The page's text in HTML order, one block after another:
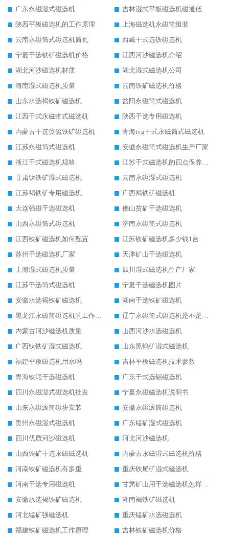
广东永磁湿式磁选机
吉林湿式平板磁选机磁通低
陕西平板磁选机的工作原理
上海磁选机永磁筒组装
云南永磁筒式磁选机筒瓦
西藏干式选铁磁选机
宁夏干选铁矿磁选机价格
江西河沙磁选机介绍
湖北河沙磁选机材质
湖北湿式磁选机公司
海南湿式磁选机质量
云南铁矿磁选机价格
山东水选褐铁矿磁选机
益阳永磁筒式磁选机
江西干式永磁带式磁选机
陕西干选专用磁选机
内蒙古干选黄硫铁矿磁选机
青海tyg干式永磁筒式磁选机
江苏永磁筒式磁选机
安徽永磁筒式磁选机生产厂家
浙江干式磁选机规格
江苏干式磁选机的四点保养秘籍
甘肃钛铁矿湿式磁选机
云南永磁湿式磁选机
江苏褐铁矿专用磁选机
广西褐铁矿磁选机
大连强磁干选磁选机
佛山贫矿干选磁选机
山西永磁筒式磁选机
济南永磁筒式磁选机
江西铁矿磁选机如何配置
江苏铁矿磁选机多少钱1台
苏州干选磁选机厂家
天津矿山干选磁选机
上海湿式磁选机质量
四川湿式磁选机生产厂家
江苏干选筒式磁选机
宁夏干选磁选机图片
安徽水选褐铁矿磁选机
湖南干选铁矿磁选机
黑龙江永磁筒磁选机的工作原理
辽宁永磁筒式磁选机是不是强磁
内蒙古河沙磁选机质量
山西河沙水选磁选机
广西钛铁矿湿式磁选机
山东黑钨矿湿式磁选机
福建平板磁选机用水吗
吉林平板磁选机技术参数
青海铁泥干选磁选机
广东干式选铝磁选机
四川永磁湿式磁选机批发
宁夏永磁磁选机说明书
山东永磁滚筒磁块安装
安徽永磁滚筒磁选机
贵州永磁湿式磁选机
广东锰矿湿式磁选机
四川优质河沙磁选机
河北河沙磁选机
山西铁矿干选永磁磁选机
内蒙古永磁湿式磁选机价格
河南铁矿磁选机有多重
重庆铁尾矿湿式磁选机
河南干选专用磁选机
甘肃矿山用干选磁选机怎样调磁
安徽水选褐铁矿磁选机
湖南褐铁矿磁选机
河北锰矿强磁选机
重庆锰矿水选磁选机
福建铁矿磁选机工作原理
吉林铁矿磁选机价格